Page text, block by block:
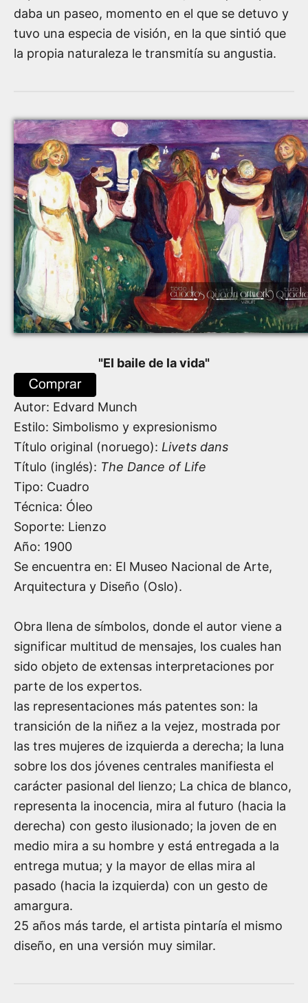
daba un paseo, momento en el que se detuvo y
tuvo una especia de visión, en la que sintió que
la propia naturaleza le transmitía su angustia.
"El baile de la vida"
Autor: Edvard Munch
Estilo: Simbolismo y expresionismo
Título original (noruego): Livets dans
Título (inglés): The Dance of Life
Tipo: Cuadro
Técnica: Óleo
Soporte: Lienzo
Año: 1900
Se encuentra en: El Museo Nacional de Arte,
Arquitectura y Diseño (Oslo).
Obra llena de símbolos, donde el autor viene a
significar multitud de mensajes, los cuales han
sido objeto de extensas interpretaciones por
parte de los expertos.
las representaciones más patentes son: la
transición de la niñez a la vejez, mostrada por
las tres mujeres de izquierda a derecha; la luna
sobre los dos jóvenes centrales manifiesta el
carácter pasional del lienzo; La chica de blanco,
representa la inocencia, mira al futuro (hacia la
derecha) con gesto ilusionado; la joven de en
medio mira a su hombre y está entregada a la
entrega mutua; y la mayor de ellas mira al
pasado (hacia la izquierda) con un gesto de
amargura.
25 años más tarde, el artista pintaría el mismo
diseño, en una versión muy similar.